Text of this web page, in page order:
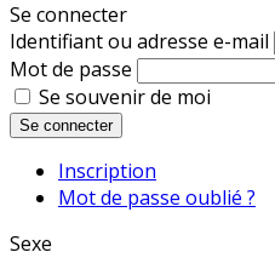
Se connecter
Identifiant ou adresse e-mail
Mot de passe
Se souvenir de moi
Se connecter
Inscription
Mot de passe oublié ?
Sexe